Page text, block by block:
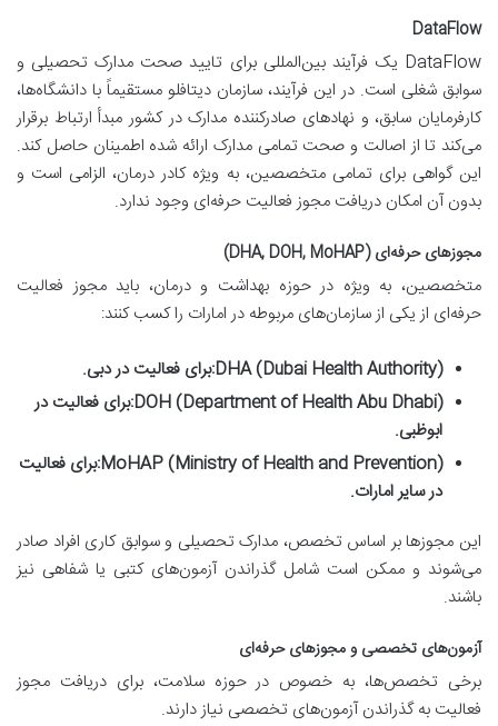
DataFlow
DataFlow یک فرآیند بین‌المللی برای تایید صحت مدارک تحصیلی و
سوابق شغلی است. در این فرآیند، سازمان دیتافلو مستقیماً با دانشگاه‌ها،
کارفرمایان سابق، و نهادهای صادرکننده مدارک در کشور مبدأ ارتباط برقرار
می‌کند تا از اصالت و صحت تمامی مدارک ارائه شده اطمینان حاصل کند.
این گواهی برای تمامی متخصصین، به ویژه کادر درمان، الزامی است و
بدون آن امکان دریافت مجوز فعالیت حرفه‌ای وجود ندارد.
مجوزهای حرفه‌ای (DHA, DOH, MoHAP)
متخصصین، به ویژه در حوزه بهداشت و درمان، باید مجوز فعالیت
حرفه‌ای از یکی از سازمان‌های مربوطه در امارات را کسب کنند:
DHA (Dubai Health Authority):برای فعالیت در دبی.
DOH (Department of Health Abu Dhabi):برای فعالیت در
ابوظبی.
MoHAP (Ministry of Health and Prevention):برای فعالیت
در سایر امارات.
این مجوزها بر اساس تخصص، مدارک تحصیلی و سوابق کاری افراد صادر
می‌شوند و ممکن است شامل گذراندن آزمون‌های کتبی یا شفاهی نیز
باشند.
آزمون‌های تخصصی و مجوزهای حرفه‌ای
برخی تخصص‌ها، به خصوص در حوزه سلامت، برای دریافت مجوز
فعالیت به گذراندن آزمون‌های تخصصی نیاز دارند.